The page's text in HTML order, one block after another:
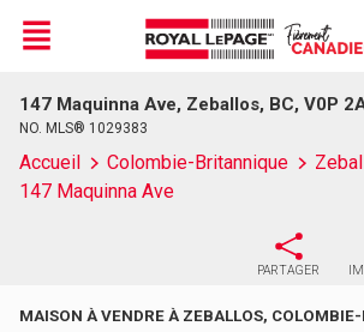
Live
En Direct
Menu
147 Maquinna Ave, Zeballos, BC, V0P
NO. MLS® 1029383
Accueil Colombie-Britannique
147 Maquinna Ave
PARTAGER
MAISON À VENDRE À ZEBALLOS,